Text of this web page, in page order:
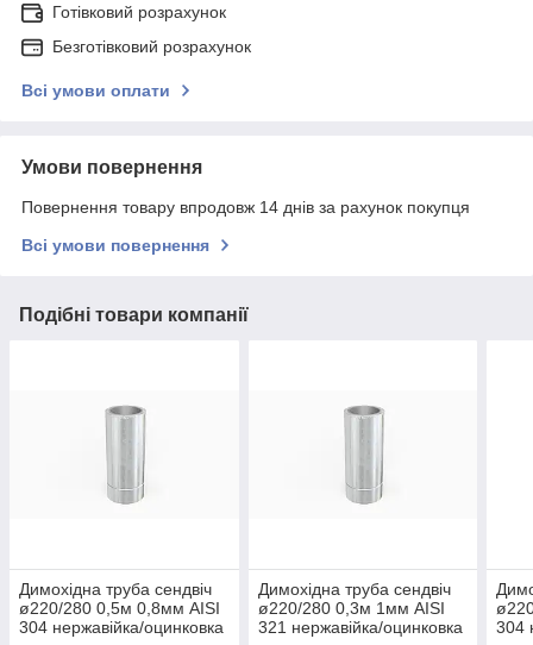
Готівковий розрахунок
Безготівковий розрахунок
Всі умови оплати
Умови повернення
Повернення товару впродовж 14 днів за рахунок покупця
Всі умови повернення
Подібні товари компанії
Димохідна труба сендвіч
ø220/280 0,5м 0,8мм AISI
304 нержавійка/оцинковка
Димохідна труба сендвіч
ø220/280 0,3м 1мм AISI
321 нержавійка/оцинковка
304